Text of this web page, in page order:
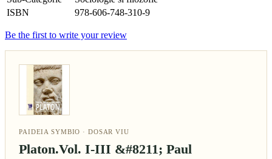
ISBN
978-606-748-310-9
Be the first to write your review
PAIDEIA SYMBIO · DOSAR VIU
Platon.Vol. I-III &#8211; Paul